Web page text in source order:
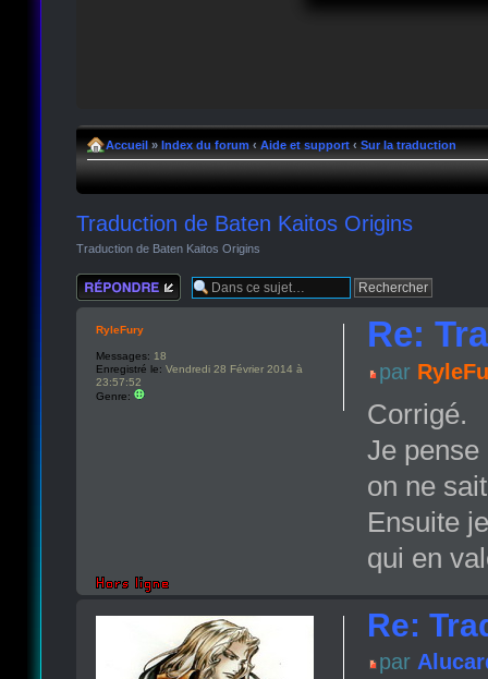
Accueil » Index du forum ‹ Aide et support ‹ Sur la traduction
Traduction de Baten Kaitos Origins
Traduction de Baten Kaitos Origins
Répondre
Re:
par
Corrigé.
Je pense
on ne
Ensuite
qui en
RyleFury
Messages: 18
Enregistré le: Vendredi 28 Février 2014 à
23:57:52
Genre:
Re:
par